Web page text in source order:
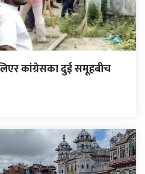
लिएर कांग्रेसका दुई समूहबीच